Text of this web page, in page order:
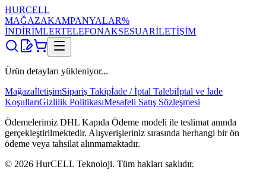
HURCELL
MAĞAZAKAMPANYALAR%
İNDİRİMLERTELEFONAKSESUARİLETİŞİM
Ürün detayları yükleniyor...
MağazaİletişimSipariş Takipİade / İptal Talebiİptal ve İade
KoşullarıGizlilik PolitikasıMesafeli Satış Sözleşmesi
Ödemelerimiz DHL Kapıda Ödeme modeli ile teslimat anında
gerçekleştirilmektedir. Alışverişleriniz sırasında herhangi bir ön
ödeme veya tahsilat alınmamaktadır.
© 2026 HurCELL Teknoloji. Tüm hakları saklıdır.